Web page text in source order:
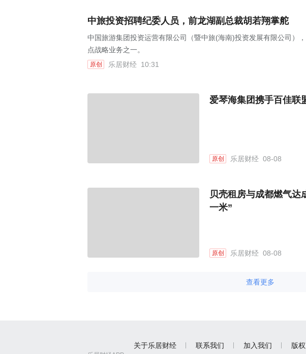
中旅投资招聘纪委人员，前龙湖副总裁胡若翔掌舵
中国旅游集团投资运营有限公司（暨中旅(海南)投资发展有限公司）
点战略业务之一。
原创 乐居财经 10:31
爱琴海集团携手百佳联
原创 乐居财经 08-08
贝壳租房与成都燃气达
一米”
原创 乐居财经 08-08
查看更多
关于乐居财经 联系我们 加入我们 版